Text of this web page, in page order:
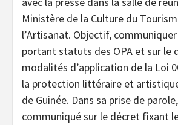
Ministère de la Culture du
l’Artisanat. Objectif,
portant statuts des OPA et sur le
modalités d’application de la Loi
la protection littéraire et
de Guinée. Dans sa prise de
communiqué sur le décret fixant